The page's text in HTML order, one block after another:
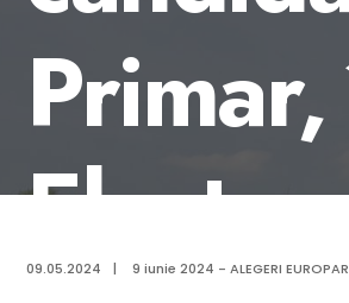
09.05.2024 | 9 iunie 2024 - ALEGERI